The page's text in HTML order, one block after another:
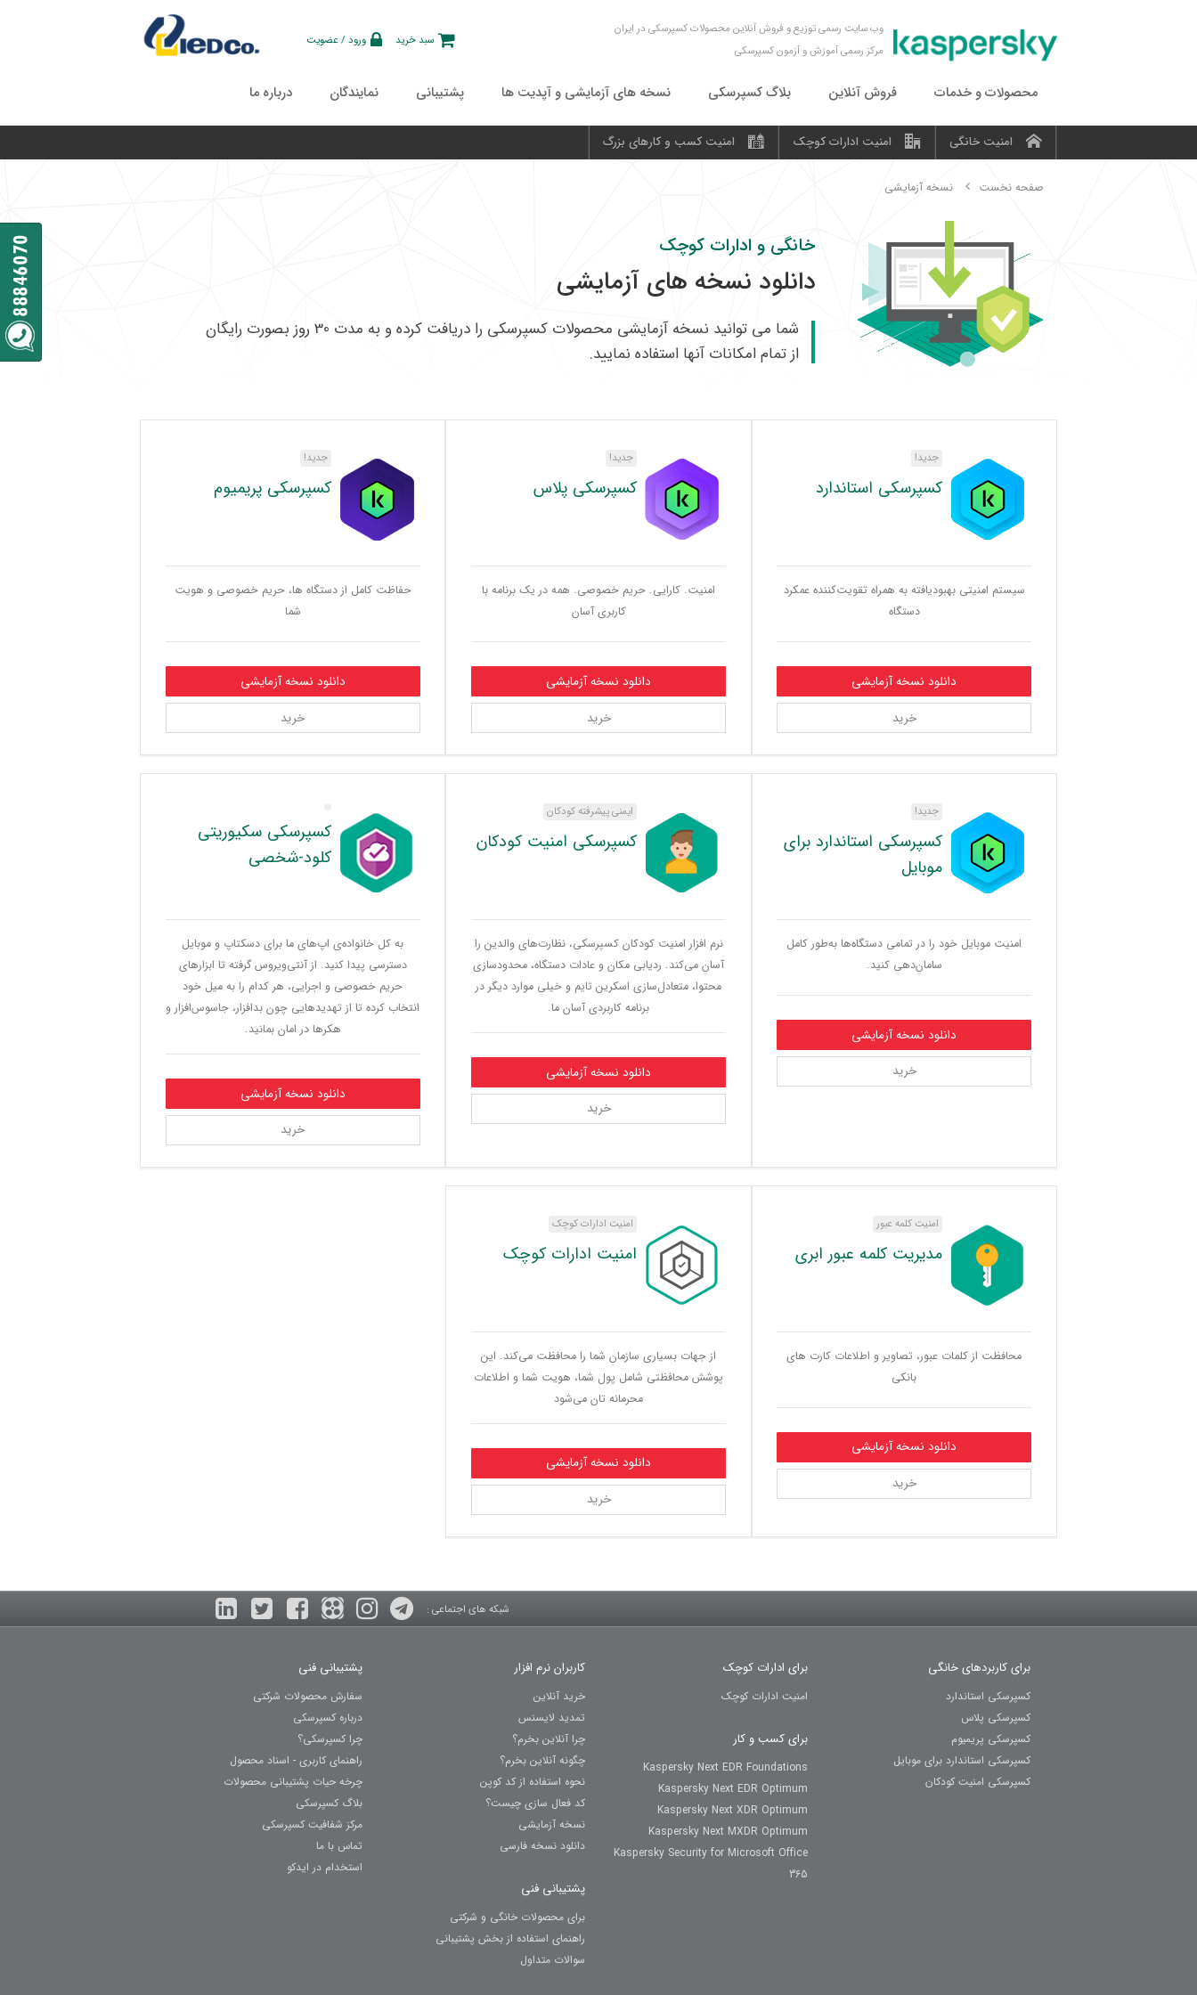
وب سایت رسمی توزیع و فروش آنلاین محصولات کسپرسکی در ایران
مرکز رسمی آموزش و آزمون کسپرسکی
ورود / عضویت سبد خرید
محصولات و خدمات فروش آنلاین بلاگ کسپرسکی نسخه های آزمایشی و آپدیت ها پشتیبانی نمایندگان درباره ما
امنیت خانگی امنیت ادارات کوچک امنیت کسب و کارهای بزرگ
صفحه نخست نسخه آزمایشی
خانگی و ادارات کوچک
دانلود نسخه های آزمایشی
شما می توانید نسخه آزمایشی محصولات کسپرسکی را دریافت کرده و به مدت 30 روز بصورت رایگان
از تمام امکانات آنها استفاده نمایید.
جدید!
کسپرسکی استاندارد
سیستم امنیتی بهبودیافته به همراه تقویت‌کننده عمکرد
دستگاه
دانلود نسخه آزمایشی
خرید
جدید!
کسپرسکی پلاس
امنیت. کارایی. حریم خصوصی. همه در یک برنامه با
کاربری آسان
دانلود نسخه آزمایشی
خرید
جدید!
کسپرسکی پریمیوم
حفاظت کامل از دستگاه ها، حریم خصوصی و هویت
شما
دانلود نسخه آزمایشی
خرید
جدید!
کسپرسکی استاندارد برای
موبایل
امنیت موبایل خود را در تمامی دستگاه‌ها به‌طور کامل
سامان‌دهی کنید.
دانلود نسخه آزمایشی
خرید
ایمنی پیشرفته کودکان
کسپرسکی امنیت کودکان
نرم افزار امنیت کودکان کسپرسکی، نظارت‌های والدین را
آسان می‌کند. ردیابی مکان و عادات دستگاه، محدودسازی
محتوا، متعادل‌سازی اسکرین تایم و خیلی موارد دیگر در
برنامه کاربردی آسان ما.
دانلود نسخه آزمایشی
خرید
کسپرسکی سکیوریتی
کلود-شخصی
به کل خانواده‌ی اپ‌های ما برای دسکتاپ و موبایل
دسترسی پیدا کنید. از آنتی‌ویروس گرفته تا ابزارهای
حریم خصوصی و اجرایی، هر کدام را به میل خود
انتخاب کرده تا از تهدیدهایی چون بدافزار، جاسوس‌افزار و
هکرها در امان بمانید.
دانلود نسخه آزمایشی
خرید
امنیت کلمه عبور
مدیریت کلمه عبور ابری
محافظت از کلمات عبور، تصاویر و اطلاعات کارت های
بانکی
دانلود نسخه آزمایشی
خرید
امنیت ادارات کوچک
امنیت ادارات کوچک
از جهات بسیاری سازمان شما را محافظت می‌کند. این
پوشش محافظتی شامل پول شما، هویت شما و اطلاعات
محرمانه تان می‌شود
دانلود نسخه آزمایشی
خرید
شبکه های اجتماعی :
برای کاربردهای خانگی
کسپرسکی استاندارد
کسپرسکی پلاس
کسپرسکی پریمیوم
کسپرسکی استاندارد برای موبایل
کسپرسکی امنیت کودکان
برای ادارات کوچک
امنیت ادارات کوچک
برای کسب و کار
Kaspersky Next EDR Foundations
Kaspersky Next EDR Optimum
Kaspersky Next XDR Optimum
Kaspersky Next MXDR Optimum
Kaspersky Security for Microsoft Office
365
کاربران نرم افزار
خرید آنلاین
تمدید لایسنس
چرا آنلاین بخرم؟
چگونه آنلاین بخرم؟
نحوه استفاده از کد کوپن
کد فعال سازی چیست؟
نسخه آزمایشی
دانلود نسخه فارسی
پشتیبانی فنی
برای محصولات خانگی و شرکتی
راهنمای استفاده از بخش پشتیبانی
سوالات متداول
پشتیبانی فنی
سفارش محصولات شرکتی
درباره کسپرسکی
چرا کسپرسکی؟
راهنمای کاربری - اسناد محصول
چرخه حیات پشتیبانی محصولات
بلاگ کسپرسکی
مرکز شفافیت کسپرسکی
تماس با ما
استخدام در ایدکو